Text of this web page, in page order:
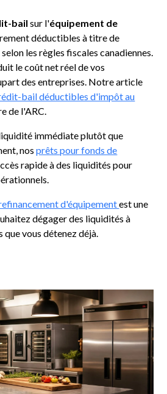
bail sur l'équipement de
déductibles à titre de
les règles fiscales canadiennes.
le coût net réel de vos
des entreprises. Notre article
bail déductibles d'impôt au
de l'ARC.
immédiate plutôt que
nosprêts pour fonds de
rapide à des liquidités pour
d'équipementest une
dégager des liquidités à
vous détenez déjà.